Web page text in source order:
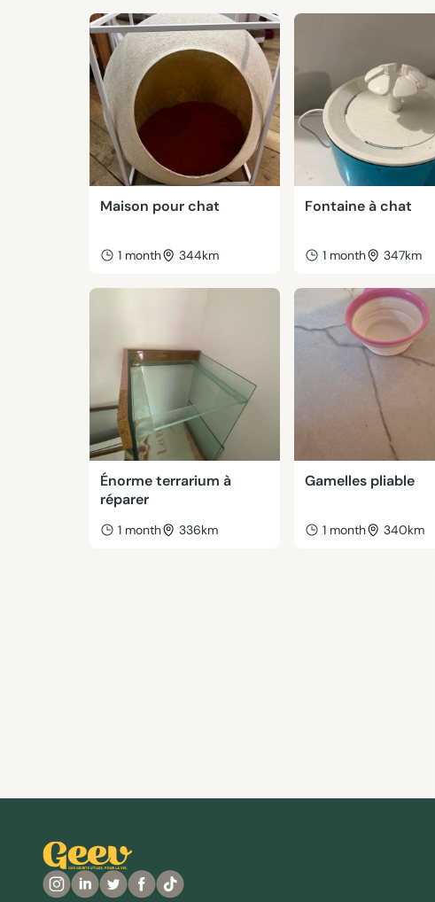
Maison pour chat
1 month 344km
Fontaine à chat
1 month 347km
Énorme terrarium à
réparer
1 month 336km
Gamelles pliable
1 month 340km